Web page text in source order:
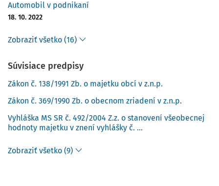
Automobil v podnikaní
18. 10. 2022
Zobraziť všetko (16)
Súvisiace predpisy
Zákon č. 138/1991 Zb. o majetku obcí v z.n.p.
Zákon č. 369/1990 Zb. o obecnom zriadení v z.n.p.
Vyhláška MS SR č. 492/2004 Z.z. o stanovení všeobecnej
hodnoty majetku v znení vyhlášky č. ...
Zobraziť všetko (9)